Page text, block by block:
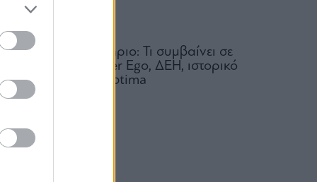
Χρηματιστήριο: Τι συμβαίνει σε
Metlen, Αlter Ego, ΔΕΗ, ιστορικό
υψηλό η Optima